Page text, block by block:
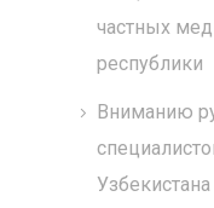
частных
республики
Вниманию
Узбекистана